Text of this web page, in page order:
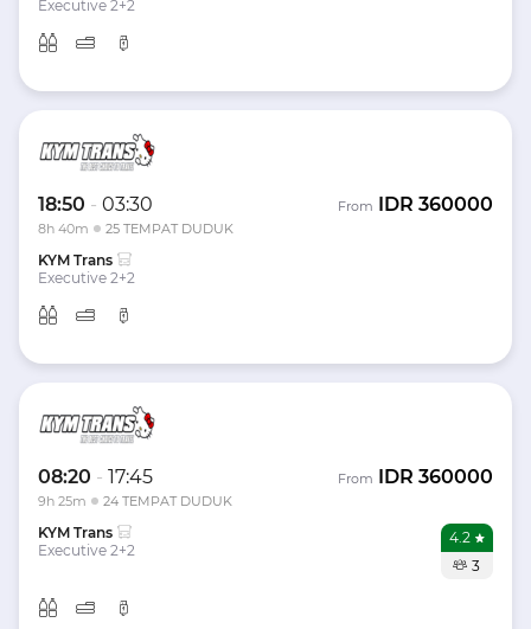
Executive 2+2
18:50 - 03:30
8h 40m 25 TEMPAT DUDUK
From IDR 360000
KYM Trans
Executive 2+2
08:20 - 17:45
9h 25m 24 TEMPAT DUDUK
From IDR 360000
KYM Trans
Executive 2+2
4.2
3